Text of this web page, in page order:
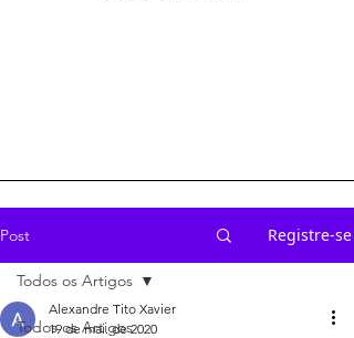
Post Registre-se
Todos os Artigos
Todos os Artigos
Alexandre Tito Xavier
19 de mai. de 2020